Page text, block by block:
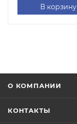
В корзину
О КОМПАНИИ
КОНТАКТЫ